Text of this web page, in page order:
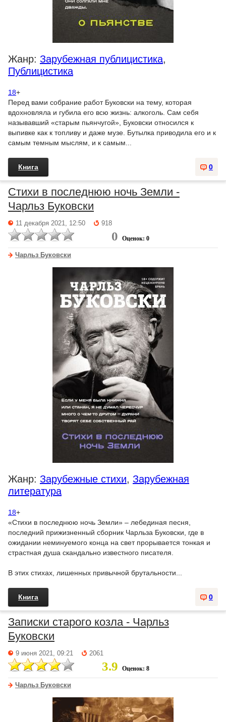
Жанр: Зарубежная публицистика,
Публицистика
18+
Перед вами собрание работ Буковски на тему, которая
вдохновляла и губила его всю жизнь: алкоголь. Сам себя
называвший «старым пьянчугой», Буковски относился к
выпивке как к топливу и даже музе. Бутылка приводила его и к
самым темным мыслям, и к самым...
0
Книга
Стихи в последнюю ночь Земли -
Чарльз Буковски
11 декабря 2021, 12:50 918
0 Оценок: 0
Чарльз Буковски
Жанр: Зарубежные стихи, Зарубежная
литература
18+
«Стихи в последнюю ночь Земли» – лебединая песня,
последний прижизненный сборник Чарльза Буковски, где в
ожидании неминуемого конца на свет прорывается тонкая и
страстная душа скандально известного писателя.
В этих стихах, лишенных привычной брутальности...
0
Книга
Записки старого козла - Чарльз
Буковски
9 июня 2021, 09:21 2061
3.9 Оценок: 8
Чарльз Буковски